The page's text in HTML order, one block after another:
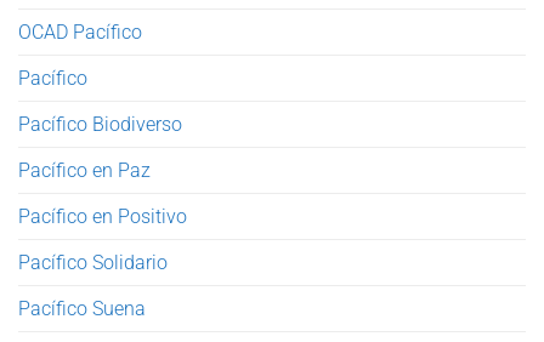
OCAD Pacífico
Pacífico
Pacífico Biodiverso
Pacífico en Paz
Pacífico en Positivo
Pacífico Solidario
Pacífico Suena